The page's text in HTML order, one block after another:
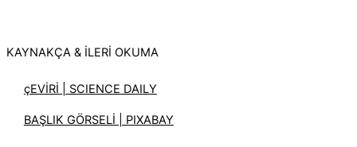
KAYNAKÇA & İLERİ OKUMA
çEVİRİ | SCIENCE DAILY
BAŞLIK GÖRSELİ | PIXABAY